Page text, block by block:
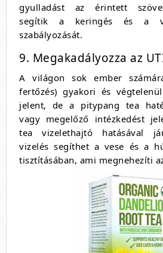
gyulladást az érintett
segítik a keringés és a
szabályozását.
9. Megakadályozza az
A világon sok ember
fertőzés) gyakori és
jelent, de a pitypang tea
vagy megelőző intézkedést
tea vizelethajtó hatásával
vizelés segíthet a vese és a
tisztításában, ami megnehezíti